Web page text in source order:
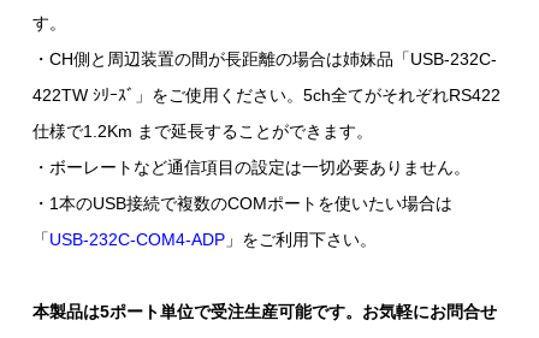
す。
・CH側と周辺装置の間が長距離の場合は姉妹品「USB-232C-
422TW ｼﾘｰｽﾞ」をご使用ください。5ch全てがそれぞれRS422
仕様で1.2Km まで延長することができます。
・ボーレートなど通信項目の設定は一切必要ありません。
・1本のUSB接続で複数のCOMポートを使いたい場合は
「 USB-232C-COM4-ADP」をご利用下さい。
本製品は5ポート単位で受注生産可能です。お気軽にお問合せ